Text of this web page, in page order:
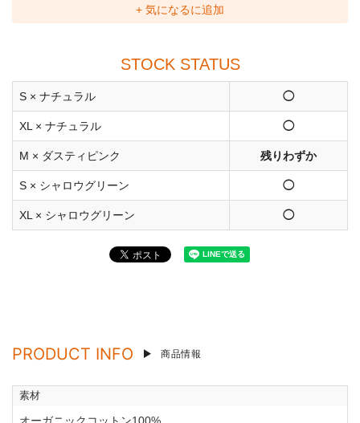
+ 気になるに追加
STOCK STATUS
S × ナチュラル ◯
XL × ナチュラル ◯
M × ダスティピンク 残りわずか
S × シャロウグリーン ◯
XL × シャロウグリーン ◯
PRODUCT INFO 商品情報
素材